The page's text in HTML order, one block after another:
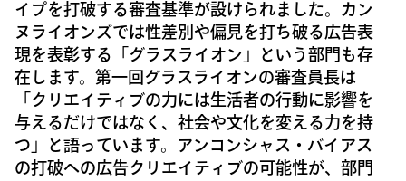
イプを打破する審査基準が設けられました。カン
ヌライオンズでは性差別や偏見を打ち破る広告表
現を表彰する「グラスライオン」という部門も存
在します。第一回グラスライオンの審査員長は
「クリエイティブの力には生活者の行動に影響を
与えるだけではなく、社会や文化を変える力を持
つ」と語っています。アンコンシャス・バイアス
の打破への広告クリエイティブの可能性が、部門